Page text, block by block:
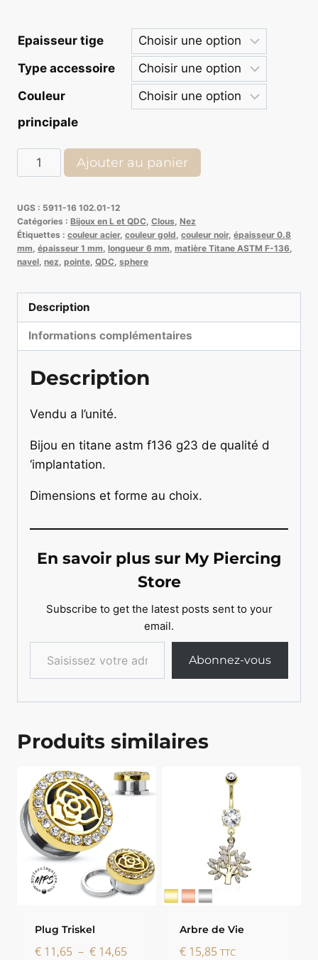
à
€ 6,99
Epaisseur tige
Type accessoire
Couleur
principale
quantité
de
nez
Titane,
boule
ou
dôme
Ajouter au panier
UGS : 5911-16 102.01-12
Catégories : Bijoux en L et QDC, Clous, Nez
Étiquettes : couleur acier, couleur gold, couleur noir, épaisseur 0.8
mm, épaisseur 1 mm, longueur 6 mm, matière Titane ASTM F-136,
navel, nez, pointe, QDC, sphere
Description
Informations complémentaires
Description
Vendu a l’unité.
Bijou en titane astm f136 g23 de qualité d
‘implantation.
Dimensions et forme au choix.
En savoir plus sur My Piercing
Store
Subscribe to get the latest posts sent to your
email.
Saisissez votre adresse e-mail…
Abonnez-vous
Produits similaires
Plug Triskel
€11,65 – €14,65Plage
Arbre de Vie
€15,85 TTC